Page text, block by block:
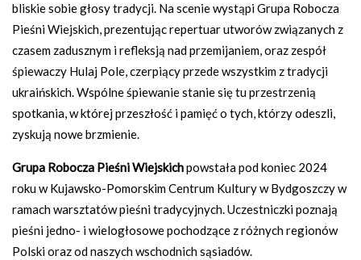
bliskie sobie głosy tradycji. Na scenie wystąpi Grupa Robocza
Pieśni Wiejskich, prezentując repertuar utworów związanych z
czasem zadusznym i refleksją nad przemijaniem, oraz zespół
śpiewaczy Hulaj Pole, czerpiący przede wszystkim z tradycji
ukraińskich. Wspólne śpiewanie stanie się tu przestrzenią
spotkania, w której przeszłość i pamięć o tych, którzy odeszli,
zyskują nowe brzmienie.
Grupa Robocza Pieśni Wiejskichpowstała pod koniec 2024
roku w Kujawsko-Pomorskim Centrum Kultury w Bydgoszczy w
ramach warsztatów pieśni tradycyjnych. Uczestniczki poznają
pieśni jedno- i wielogłosowe pochodzące z różnych regionów
Polski oraz od naszych wschodnich sąsiadów.